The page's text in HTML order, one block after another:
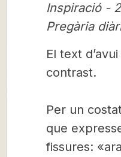
Inspiració -
Pregària
El text
contrast.
Per un
que
fissures: